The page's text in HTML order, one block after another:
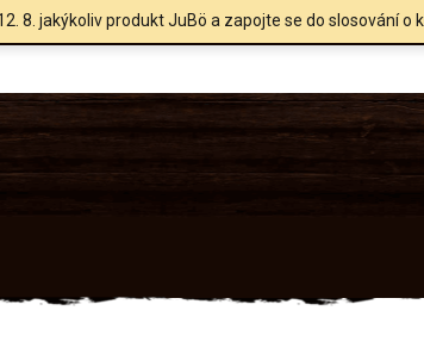
8. jakýkoliv produkt JuBö a zapojte se do slosování o